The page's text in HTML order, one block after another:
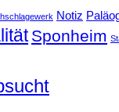
Notiz
Sponheim